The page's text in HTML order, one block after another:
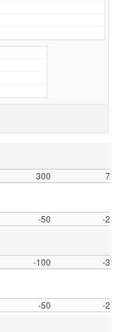
300
7
-50
-2
-100
-3
-50
-2